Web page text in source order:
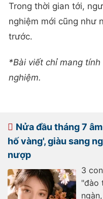
Trong thời gian tới,
nghiệm mới cũng như
trước.
*Bài viết chỉ mang
nghiệm.
Nửa đầu tháng 7
hố vàng', giàu sang
nượp
3
"đào